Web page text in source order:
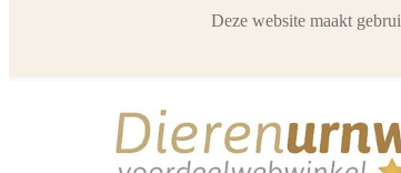
Deze website maakt